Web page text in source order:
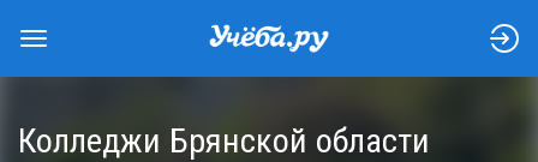
Колледжи Брянской области